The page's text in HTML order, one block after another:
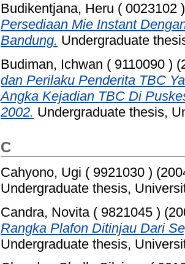
Budikentjana, Heru ( 0023102 )
Persediaan Mie Instant
Bandung. Undergraduate
Budiman, Ichwan ( 9110090 )
dan Perilaku Penderita TBC
Angka Kejadian TBC Di
2002. Undergraduate thesis,
C
Cahyono, Ugi ( 9921030 )
Undergraduate thesis,
Candra, Novita ( 9821045 )
Rangka Plafon Ditinjau Dari
Undergraduate thesis,